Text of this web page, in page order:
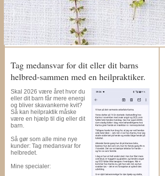
Tag medansvar for dit eller dit barns
helbred-sammen med en heilpraktiker.
Skal 2026 være året hvor du
eller dit barn får mere energi
og bliver skavankerne kvit?
Så kan heilpraktik måske
være en hjælp til dig eller dit
barn.
Så gør som alle mine nye
kunder: Tag medansvar for
helbredet.
Mine specialer: